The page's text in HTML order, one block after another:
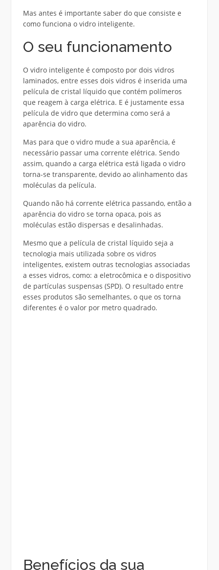
Mas antes é importante saber do que consiste e
como funciona o vidro inteligente.
O seu funcionamento
O vidro inteligente é composto por dois vidros
laminados, entre esses dois vidros é inserida uma
película de cristal líquido que contém polímeros
que reagem à carga elétrica. E é justamente essa
película de vidro que determina como será a
aparência do vidro.
Mas para que o vidro mude a sua aparência, é
necessário passar uma corrente elétrica. Sendo
assim, quando a carga elétrica está ligada o vidro
torna-se transparente, devido ao alinhamento das
moléculas da película.
Quando não há corrente elétrica passando, então a
aparência do vidro se torna opaca, pois as
moléculas estão dispersas e desalinhadas.
Mesmo que a película de cristal líquido seja a
tecnologia mais utilizada sobre os vidros
inteligentes, existem outras tecnologias associadas
a esses vidros, como: a eletrocômica e o dispositivo
de partículas suspensas (SPD). O resultado entre
esses produtos são semelhantes, o que os torna
diferentes é o valor por metro quadrado.
Benefícios da sua